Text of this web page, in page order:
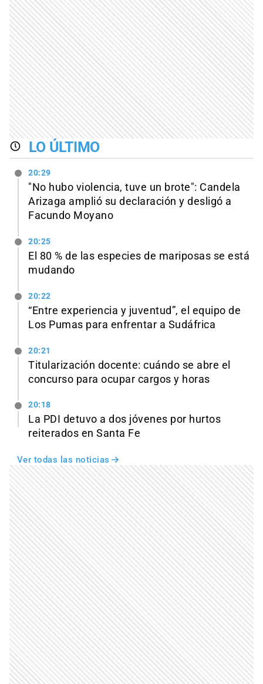
LO ÚLTIMO
20:29
"No hubo violencia, tuve un brote": Candela
Arizaga amplió su declaración y desligó a
Facundo Moyano
20:25
El 80 % de las especies de mariposas se está
mudando
20:22
“Entre experiencia y juventud”, el equipo de
Los Pumas para enfrentar a Sudáfrica
20:21
Titularización docente: cuándo se abre el
concurso para ocupar cargos y horas
20:18
La PDI detuvo a dos jóvenes por hurtos
reiterados en Santa Fe
Ver todas las noticias